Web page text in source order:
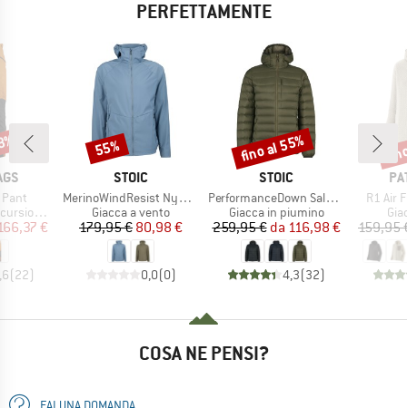
PERFETTAMENTE
ridotto
€
(22)
MARCHIO
STOIC
Articolo
MerinoWindResist NyhemSt. Jacket with Hood
Gruppo di prodotti
Giacca a vento
Prezzo
179,95 €Prezzo ridotto
80,98 €
0,0(0)
Sconto
55%
MARCHIO
STOIC
Articolo
PerformanceDown SalmiSt. Jacket with Hood
Gruppo di prodotti
Giacca in piumino
Prezzo
259,95 € Prezzo ridotto
da 116,98 €
4,3(32)
Sconto
fino al 55%
Articolo
R1 Air
159,95
COSA NE PENSI?